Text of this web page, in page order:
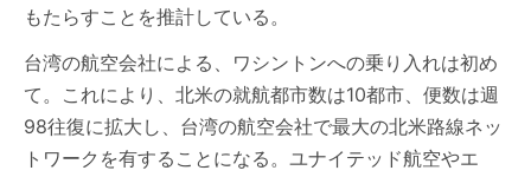
もたらすことを推計している。
台湾の航空会社による、ワシントンへの乗り入れは初め
て。これにより、北米の就航都市数は10都市、便数は週
98往復に拡大し、台湾の航空会社で最大の北米路線ネッ
トワークを有することになる。ユナイテッド航空やエ